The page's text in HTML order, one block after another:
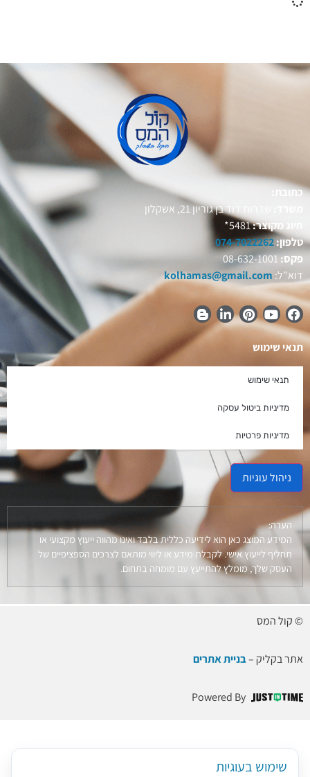
כתובת:
משרד:
שדרות דוד בן גוריון 21, אשקלון
חיוג מקוצר:5481*
טלפון:074-7022262
פקס:08-632-1001
דוא"ל: kolhamas@gmail.com
תנאי שימוש
תנאי שימוש
מדיניות ביטול עסקה
מדיניות פרטיות
ניהול עוגיות
הערה:
המידע המוצג כאן הוא לידיעה כללית בלבד ואינו מהווה ייעוץ מקצועי או
תחליף לייעוץ אישי. לקבלת מידע או ליווי מותאם לצרכים הספציפיים של
העסק שלך, מומלץ להתייעץ עם מומחה בתחום.
© קול המס
אתר בקליק –בניית אתרים
Powered By
שימוש בעוגיות